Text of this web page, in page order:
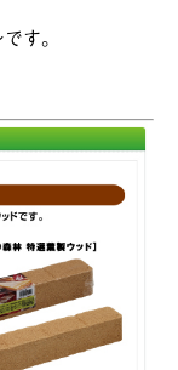
す。